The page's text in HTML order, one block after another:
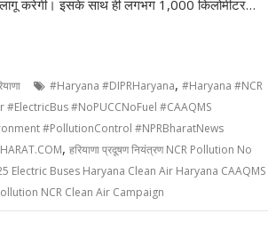
लागू करेगी। इसके साथ ही लगभग 1,000 किलोमीटर…
#Haryana #DIPRHaryana,#Haryana #NCR
#NoPUCCNoFuel #CAAQMS
#PollutionControl #NPRBharatNews
,हरियाणा प्रदूषण नियंत्रण NCR Pollution No
Electric Buses Haryana Clean Air Haryana CAAQMS
NCR Clean Air Campaign